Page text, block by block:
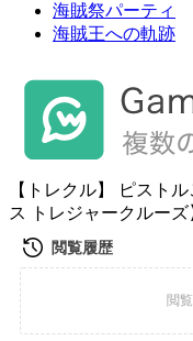
海賊祭パーティ
海賊王への軌跡
【トレクル】 ピスト
ス トレジャークルーズ